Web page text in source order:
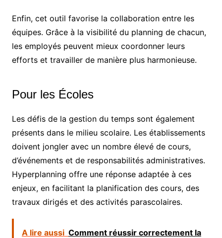
Enfin, cet outil favorise la collaboration entre les
équipes. Grâce à la visibilité du planning de chacun,
les employés peuvent mieux coordonner leurs
efforts et travailler de manière plus harmonieuse.
Pour les Écoles
Les défis de la gestion du temps sont également
présents dans le milieu scolaire. Les établissements
doivent jongler avec un nombre élevé de cours,
d’événements et de responsabilités administratives.
Hyperplanning offre une réponse adaptée à ces
enjeux, en facilitant la planification des cours, des
travaux dirigés et des activités parascolaires.
A lire aussi Comment réussir correctement la